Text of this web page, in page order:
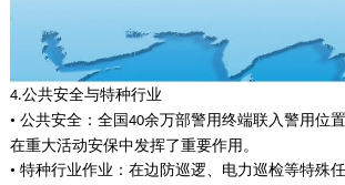
4.公共安全与特种行业
• 公共安全：全国 40余万部警用终端联入警用位
在重大活动安保中发挥了重要作用。
• 特种行业作业：在边防巡逻、电力巡检等特殊